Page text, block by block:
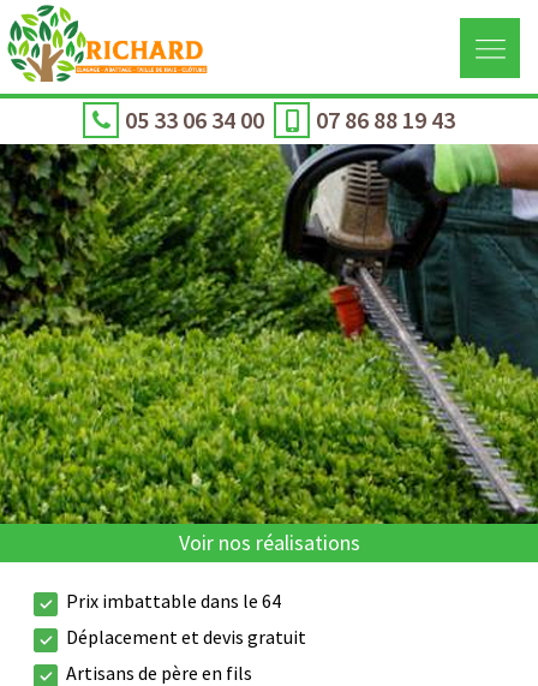
05 33 06 34 00 07 86 88 19 43
Voir nos réalisations
Prix imbattable dans le 64
Déplacement et devis gratuit
Artisans de père en fils